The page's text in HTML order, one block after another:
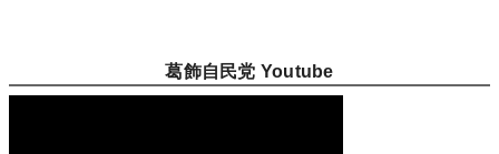
葛飾自民党 Youtube